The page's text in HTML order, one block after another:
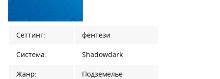
Сеттинг: фентези
Система: Shadowdark
Жанр: Подземелье